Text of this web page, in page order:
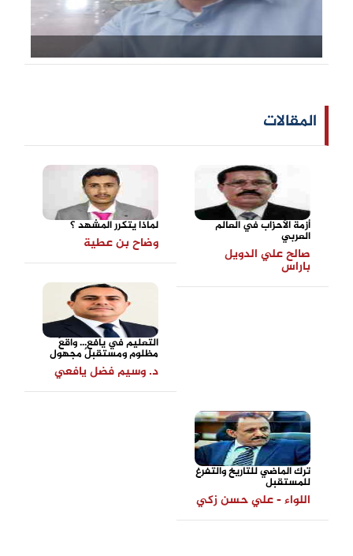
المقالات
أزمة الأحزاب في العالم
العربي
صالح علي الدويل
باراس
لماذا يتكرر المشهد ؟
وضاح بن عطية
التعليم في يافع... واقعٌ
مظلوم ومستقبلٌ مجهول
د. وسيم فضل يافعي
ترك الماضي للتاريخ والتفرغ
للمستقبل
اللواء - علي حسن زكي